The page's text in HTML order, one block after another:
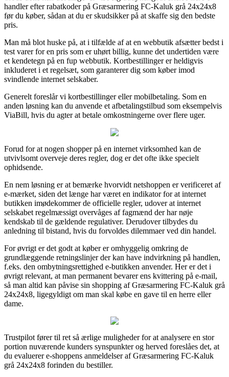
handler efter rabatkoder på Græsarmering FC-Kaluk grå 24x24x8
før du køber, sådan at du er skudsikker på at skaffe sig den bedste
pris.
Man må blot huske på, at i tilfælde af at en webbutik afsætter bedst i
test varer for en pris som er uhørt billig, kunne det undertiden være
et kendetegn på en fup webbutik. Kortbestillinger er heldigvis
inkluderet i et regelsæt, som garanterer dig som køber imod
svindlende internet selskaber.
Generelt foreslår vi kortbestillinger eller mobilbetaling. Som en
anden løsning kan du anvende et afbetalingstilbud som eksempelvis
ViaBill, hvis du agter at betale omkostningerne over flere uger.
Forud for at nogen shopper på en internet virksomhed kan de
utvivlsomt overveje deres regler, dog er det ofte ikke specielt
ophidsende.
En nem løsning er at bemærke hvorvidt netshoppen er verificeret af
e-mærket, siden det længe har været en indikator for at internet
butikken imødekommer de officielle regler, udover at internet
selskabet regelmæssigt overvåges af fagmænd der har nøje
kendskab til de gældende regulativer. Derudover tilbydes du
anledning til bistand, hvis du forvoldes dilemmaer ved din handel.
For øvrigt er det godt at køber er omhyggelig omkring de
grundlæggende retningslinjer der kan have indvirkning på handlen,
f.eks. den ombytningsrettighed e-butikken anvender. Her er det i
øvrigt relevant, at man permanent bevarer ens kvittering på e-mail,
så man altid kan påvise sin shopping af Græsarmering FC-Kaluk grå
24x24x8, ligegyldigt om man skal købe en gave til en herre eller
dame.
Trustpilot fører til ret så ærlige muligheder for at analysere en stor
portion nuværende kunders synspunkter og herved foreslåes det, at
du evaluerer e-shoppens anmeldelser af Græsarmering FC-Kaluk
grå 24x24x8 forinden du bestiller.